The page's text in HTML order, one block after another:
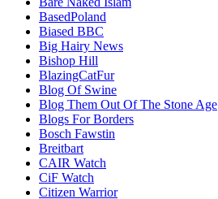
BasedPoland
Biased BBC
Big Hairy News
Bishop Hill
BlazingCatFur
Blog Of Swine
Blog Them Out Of The Stone Age
Blogs For Borders
Bosch Fawstin
Breitbart
CAIR Watch
CiF Watch
Citizen Warrior